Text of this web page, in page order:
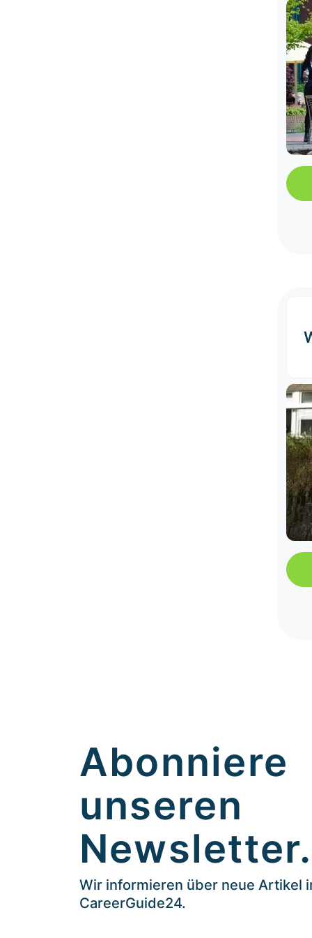
Abonniere
unseren
Newsletter.
Wir informieren über neue Artikel
CareerGuide24.